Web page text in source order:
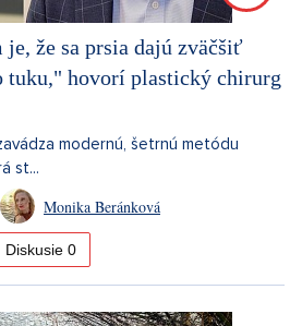
že sa prsia dajú zväčšiť
tuku," hovorí plastický chirurg
modernú, šetrnú metódu
st...
Monika Beránková
Diskusie 0